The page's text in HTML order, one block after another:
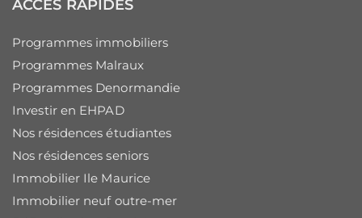
ACCÈS RAPIDES
Programmes immobiliers
Programmes Malraux
Programmes Denormandie
Investir en EHPAD
Nos résidences étudiantes
Nos résidences seniors
Immobilier Ile Maurice
Immobilier neuf outre-mer